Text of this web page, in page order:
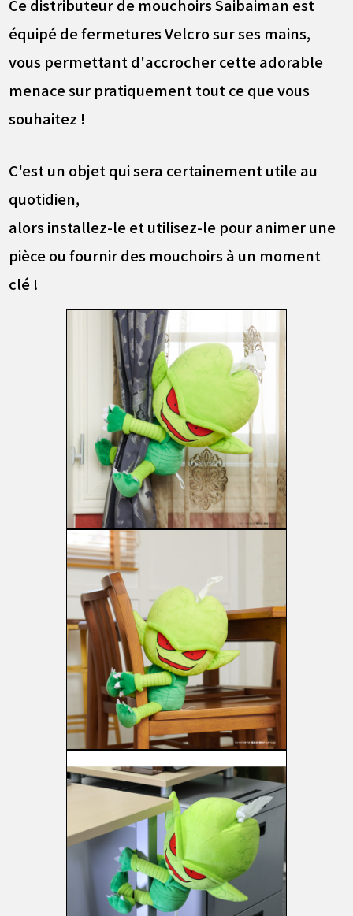
Ce distributeur de mouchoirs Saibaiman est
équipé de fermetures Velcro sur ses mains,
vous permettant d'accrocher cette adorable
menace sur pratiquement tout ce que vous
souhaitez !
C'est un objet qui sera certainement utile au
quotidien,
alors installez-le et utilisez-le pour animer une
pièce ou fournir des mouchoirs à un moment
clé !